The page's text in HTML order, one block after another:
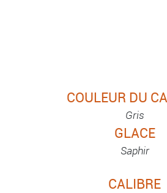
COULEUR DU
Gris
GLACE
Saphir
CALIBRE